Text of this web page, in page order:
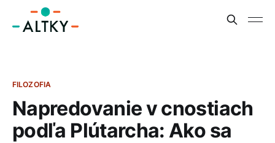
FILOZOFIA
Napredovanie v cnostiach
podľa Plútarcha: Ako sa